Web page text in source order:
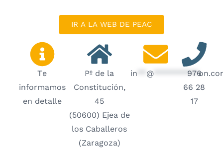
IR A LA WEB DE PEAC
Te
informamos
en detalle
Pº de la
Constitución,
45
(50600) Ejea de
los Caballeros
(Zaragoza)
in @ **********
976
66 28
17